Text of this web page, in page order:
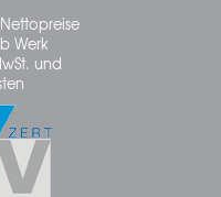
Werk
und